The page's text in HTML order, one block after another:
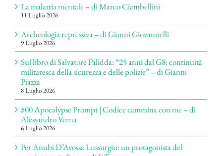
La malattia mentale – di Marco Ciambellini
11 Luglio 2026
Archeologia repressiva – di Gianni Giovannelli
9 Luglio 2026
Sul libro di Salvatore Palidda: “25 anni dal G8: continuità
militaresca della sicurezza e delle polizie” – di Gianni
Piazza
8 Luglio 2026
#00 Apocalypse Prompt | Codice cammina con me – di
Alessandro Verna
6 Luglio 2026
Per Anubi D’Avossa Lussurgiu: un protagonista del